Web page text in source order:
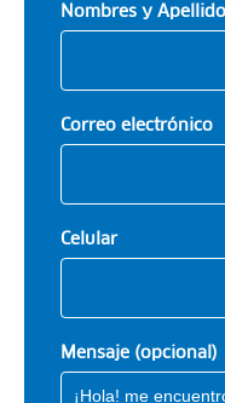
Nombres y
Correo electrónico
Celular
Mensaje (opcional)